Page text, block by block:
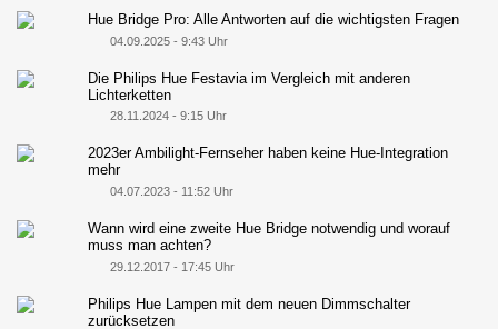
Hue Bridge Pro: Alle Antworten auf die wichtigsten Fragen
04.09.2025 - 9:43 Uhr
Die Philips Hue Festavia im Vergleich mit anderen
Lichterketten
28.11.2024 - 9:15 Uhr
2023er Ambilight-Fernseher haben keine Hue-Integration
mehr
04.07.2023 - 11:52 Uhr
Wann wird eine zweite Hue Bridge notwendig und worauf
muss man achten?
29.12.2017 - 17:45 Uhr
Philips Hue Lampen mit dem neuen Dimmschalter
zurücksetzen